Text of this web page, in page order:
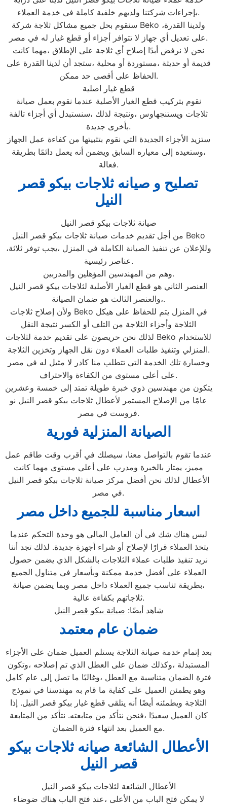
بإجراءات شركتنا ولديهم خلفية كاملة في خدمة العملاء.
سنقوم بحل جميع مشاكل ثلاجة شركة Beko ،ولدينا القدرة
على تعديل أي جهاز لا تتوافر أجزاء أو قطع غيار له في مصر.
نحن لا نرفض أبدًا إصلاح أي ثلاجة على الإطلاق ،مهما كانت
قديمة أو حديثة ،مستوردة أو محلية ،ستجد أن لدينا القدرة على
الحفاظ على أقصى حد ممكن.
قطع غيار اصلية
نقوم بتركيب قطع الغيار الأصلية عندما نقوم بعمل صيانة
ثلاجات ويستنجهاوس ،ونتيجة لذلك ،سنستبدل أي أجزاء تالفة
بأخرى جديدة.
ستزيد الأجزاء الجديدة التي نقوم بتثبيتها من كفاءة عمل الجهاز
،وستعيده إلى معياره السابق ويضمن أنه يعمل دائمًا بطريقة
فعالة.
تصليح و صيانه ثلاجات بيكو قصر
النيل
صيانة ثلاجات بيكو قصر النيل
من أجل تقديم خدمات صيانة ثلاجات بيكو قصر النيل Beko
،وللإعلان عن تنفيذ الصيانة الكاملة في المنزل ،يجب توفر ثلاثة
عناصر رئيسية.
وهم من المهندسين المؤهلين والمدربين.
العنصر الثاني هو قطع الغيار الأصلية لثلاجات بيكو قصر النيل
،والعنصر الثالث هو ضمان الصيانة.
ولأن إصلاح ثلاجات Beko في المنزل يتم للحفاظ على هيكل
الثلاجة وأجزاء الثلاجة من التلف أو الكسر نتيجة النقل
لذلك نحن حريصون على تقديم خدمة لثلاجات Beko للاستخدام
المنزلي وتنفيذ طلبات العملاء دون نقل الجهاز وتخزين الثلاجة.
وخسارة تلك الخدمة التي تتطلب منا كادر لا مثيل له في مصر
على أعلى مستوى من الكفاءة والاحتراف.
يتكون من مهندسين ذوي خبرة طويلة تمتد إلى خمسة وعشرين
عامًا من الإصلاح المستمر لأعطال ثلاجات بيكو قصر النيل نو
فروست في مصر.
الصيانة المنزلية فورية
عندما تقوم بالتواصل معنا، سيصلك في أقرب وقت طاقم عمل
مميز، يمتاز بالخبرة ومدرب على أعلي مستوي مهما كانت
الأعطال لذلك نحن أفضل مركز صيانة ثلاجات بيكو قصر النيل
في مصر.
اسعار مناسبة للجميع داخل مصر
ليس هناك شك في أن العامل المالي هو وحدة التحكم عندما
يتخذ العملاء قرارًا لإصلاح أو شراء أجهزة جديدة. لذلك تجد أننا
نريد تنفيذ طلبات عملاء الثلاجات بالشكل الذي يضمن حصول
العملاء على أفضل خدمة ممكنة وبأسعار في متناول الجميع
،بطريقة تناسب جميع العملاء داخل مصر وبما يضمن صيانة
ثلاجاتهم بكفاءة عالية.
شاهد أيضًا: صيانة بيكو قصر النيل
ضمان عام معتمد
بعد إتمام خدمة صيانة الثلاجة يستلم العميل ضمان على الأجزاء
المستبدلة ،وكذلك ضمان على العطل الذي تم إصلاحه ،وتكون
فترة الضمان متناسبة مع العطل ،وغالبًا ما تصل إلى عام كامل
وهو يطمئن العميل على كفاية ما قام به مهندسنا في نموذج
الثلاجة ويطمئنه أيضًا أنه يتلقى قطع غيار بيكو قصر النيل. إذا
كان العميل سعيدًا ،فنحن نتأكد من متابعته. نتأكد من المتابعة
مع العميل بعد انتهاء فترة الضمان.
الأعطال الشائعة صيانه ثلاجات بيكو
قصر النيل
الأعطال الشائعة لثلاجات بيكو قصر النيل
لا يمكن فتح الباب من الأعلى ،عند فتح الباب هناك ضوضاء